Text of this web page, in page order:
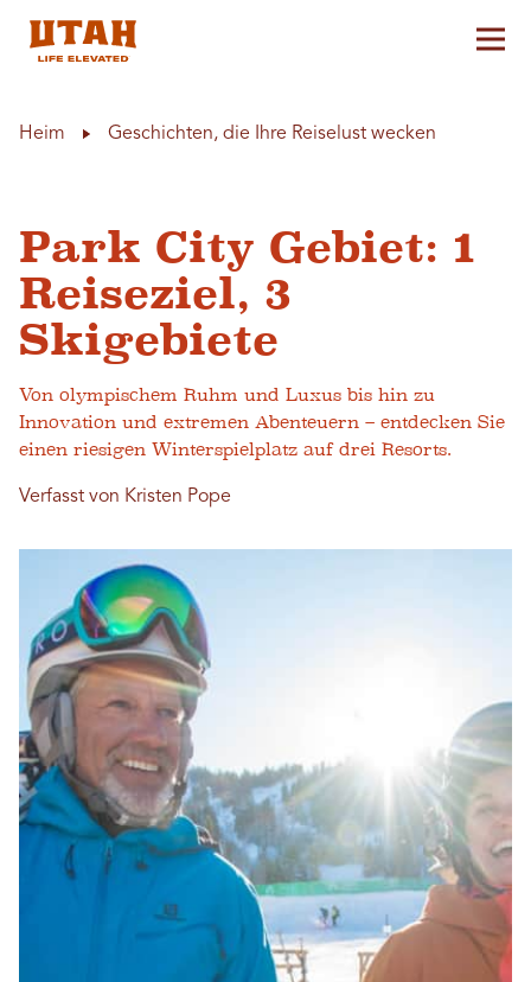
Heim Geschichten, die Ihre Reiselust wecken
Park City Gebiet: 1
Reiseziel, 3
Skigebiete
Von olympischem Ruhm und Luxus bis hin zu
Innovation und extremen Abenteuern – entdecken Sie
einen riesigen Winterspielplatz auf drei Resorts.
Verfasst von Kristen Pope